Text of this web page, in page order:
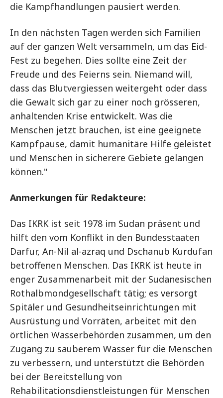
die Kampfhandlungen pausiert werden.
In den nächsten Tagen werden sich Familien
auf der ganzen Welt versammeln, um das Eid-
Fest zu begehen. Dies sollte eine Zeit der
Freude und des Feierns sein. Niemand will,
dass das Blutvergiessen weitergeht oder dass
die Gewalt sich gar zu einer noch grösseren,
anhaltenden Krise entwickelt. Was die
Menschen jetzt brauchen, ist eine geeignete
Kampfpause, damit humanitäre Hilfe geleistet
und Menschen in sicherere Gebiete gelangen
können."
Anmerkungen für Redakteure:
Das IKRK ist seit 1978 im Sudan präsent und
hilft den vom Konflikt in den Bundesstaaten
Darfur, An-Nil al-azraq und Dschanub Kurdufan
betroffenen Menschen. Das IKRK ist heute in
enger Zusammenarbeit mit der Sudanesischen
Rothalbmondgesellschaft tätig; es versorgt
Spitäler und Gesundheitseinrichtungen mit
Ausrüstung und Vorräten, arbeitet mit den
örtlichen Wasserbehörden zusammen, um den
Zugang zu sauberem Wasser für die Menschen
zu verbessern, und unterstützt die Behörden
bei der Bereitstellung von
Rehabilitationsdienstleistungen für Menschen